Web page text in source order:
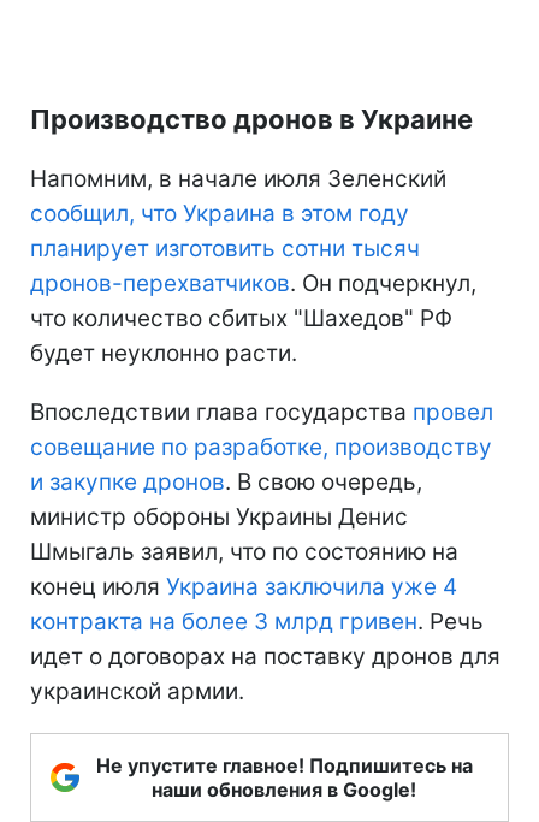
Производство дронов в Украине
Напомним, в начале июля Зеленский
сообщил, что Украина в этом году
планирует изготовить сотни тысяч
дронов-перехватчиков. Он подчеркнул,
что количество сбитых "Шахедов" РФ
будет неуклонно расти.
Впоследствии глава государства провел
совещание по разработке, производству
и закупке дронов. В свою очередь,
министр обороны Украины Денис
Шмыгаль заявил, что по состоянию на
конец июля Украина заключила уже 4
контракта на более 3 млрд гривен. Речь
идет о договорах на поставку дронов для
украинской армии.
Не упустите главное! Подпишитесь на
наши обновления в Google!